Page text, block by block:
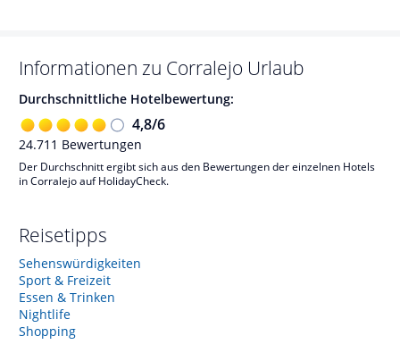
Informationen zu Corralejo Urlaub
Durchschnittliche Hotelbewertung:
4,8/6
24.711 Bewertungen
Der Durchschnitt ergibt sich aus den Bewertungen der einzelnen Hotels
in Corralejo auf HolidayCheck.
Reisetipps
Sehenswürdigkeiten
Sport & Freizeit
Essen & Trinken
Nightlife
Shopping